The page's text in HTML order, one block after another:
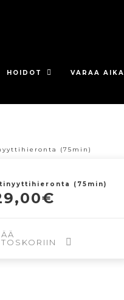
HOIDOT VARAA AIKA
(75min)
€